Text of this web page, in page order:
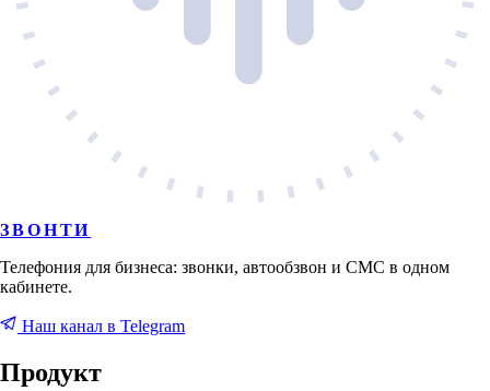
ЗВОНТИ
Телефония для бизнеса: звонки, автообзвон и СМС в одном
кабинете.
Наш канал в Telegram
Продукт